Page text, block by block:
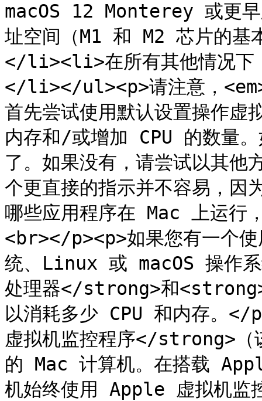
macOS 12 Monterey 或更
址空间（M1 和 M2 芯片的基
</li><li>在所有其他情况
</li></ul><p>请注意，<em>
首先尝试使用默认设置操作虚
内存和/或增加 CPU 的数量
了。如果没有，请尝试以其他
个更直接的指示并不容易，
哪些应用程序在 Mac 上运行
<br></p><p>如果您有一个
统、Linux 或 macOS 操作
处理器</strong>和
以消耗多少 CPU 和内存
虚拟机监控程序</strong>
的 Mac 计算机。在搭载
机始终使用 Apple 虚拟机监